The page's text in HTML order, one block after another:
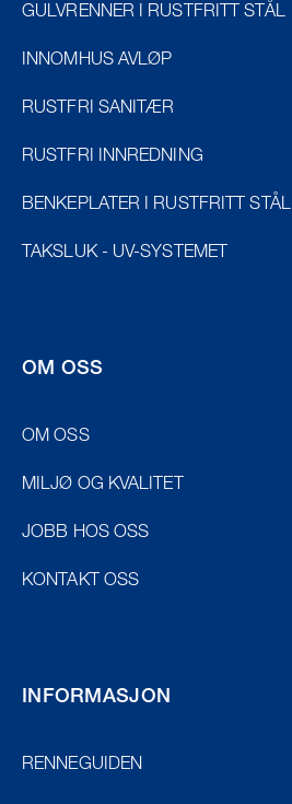
GULVRENNER I RUSTFRITT STÅL
INNOMHUS AVLØP
RUSTFRI SANITÆR
RUSTFRI INNREDNING
BENKEPLATER I RUSTFRITT STÅL
TAKSLUK - UV-SYSTEMET
OM OSS
OM OSS
MILJØ OG KVALITET
JOBB HOS OSS
KONTAKT OSS
INFORMASJON
RENNEGUIDEN